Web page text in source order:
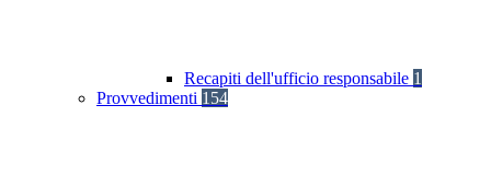
Recapiti dell'ufficio responsabile 1
Provvedimenti 154